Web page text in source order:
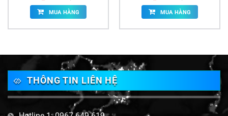
từ
Miễn
MUA HÀNG
từ
Miễn
MUA HÀNG
THÔNG TIN LIÊN HỆ